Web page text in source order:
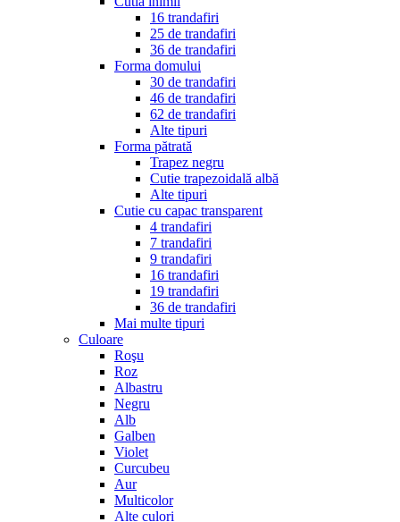
16 trandafiri
25 de trandafiri
36 de trandafiri
Forma domului
30 de trandafiri
46 de trandafiri
62 de trandafiri
Alte tipuri
Forma pătrată
Trapez negru
Cutie trapezoidală albă
Alte tipuri
Cutie cu capac transparent
4 trandafiri
7 trandafiri
9 trandafiri
16 trandafiri
19 trandafiri
36 de trandafiri
Mai multe tipuri
Culoare
Roşu
Roz
Albastru
Negru
Alb
Galben
Violet
Curcubeu
Aur
Multicolor
Alte culori